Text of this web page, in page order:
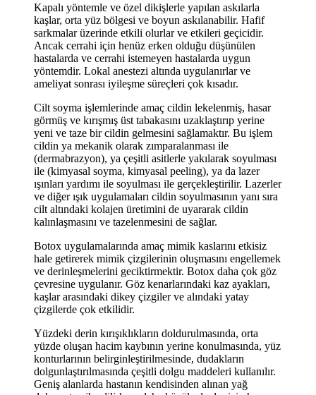
Kapalı yöntemle ve özel dikişlerle yapılan askılarla
kaşlar, orta yüz bölgesi ve boyun askılanabilir. Hafif
sarkmalar üzerinde etkili olurlar ve etkileri geçicidir.
Ancak cerrahi için henüz erken olduğu düşünülen
hastalarda ve cerrahi istemeyen hastalarda uygun
yöntemdir. Lokal anestezi altında uygulanırlar ve
ameliyat sonrası iyileşme süreçleri çok kısadır.
Cilt soyma işlemlerinde amaç cildin lekelenmiş, hasar
görmüş ve kırışmış üst tabakasını uzaklaştırıp yerine
yeni ve taze bir cildin gelmesini sağlamaktır. Bu işlem
cildin ya mekanik olarak zımparalanması ile
(dermabrazyon), ya çeşitli asitlerle yakılarak soyulması
ile (kimyasal soyma, kimyasal peeling), ya da lazer
ışınları yardımı ile soyulması ile gerçekleştirilir. Lazerler
ve diğer ışık uygulamaları cildin soyulmasının yanı sıra
cilt altındaki kolajen üretimini de uyararak cildin
kalınlaşmasını ve tazelenmesini de sağlar.
Botox uygulamalarında amaç mimik kaslarını etkisiz
hale getirerek mimik çizgilerinin oluşmasını engellemek
ve derinleşmelerini geciktirmektir. Botox daha çok göz
çevresine uygulanır. Göz kenarlarındaki kaz ayakları,
kaşlar arasındaki dikey çizgiler ve alındaki yatay
çizgilerde çok etkilidir.
Yüzdeki derin kırışıklıkların doldurulmasında, orta
yüzde oluşan hacim kaybının yerine konulmasında, yüz
konturlarının belirginleştirilmesinde, dudakların
dolgunlaştırılmasında çeşitli dolgu maddeleri kullanılır.
Geniş alanlarda hastanın kendisinden alınan yağ